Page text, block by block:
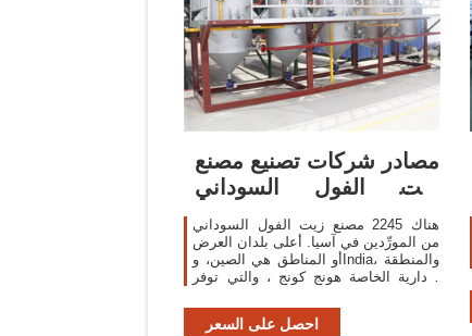
مصادر شركات تصنيع مصنع
زيت الفول السوداني
ومصنع زيت الفول
السوداني في
هناك 2245 مصنع زيت الفول السوداني
من المورِّدين في آسيا. أعلى بلدان العرض
أو المناطق هي الصين، وIndia، والمنطقة
الإدارية الخاصة هونج كونج ، والتي توفر
السوداني ، على التوالي.
احصل على السعر